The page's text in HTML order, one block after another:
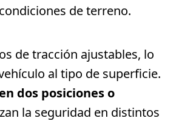
de terreno.
de tracción ajustables, lo
al tipo de superficie.
dos posiciones o
la seguridad en distintos